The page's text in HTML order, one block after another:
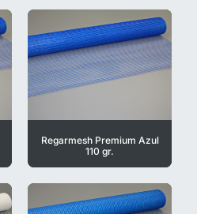
Regarmesh Premium Azul
110 gr.